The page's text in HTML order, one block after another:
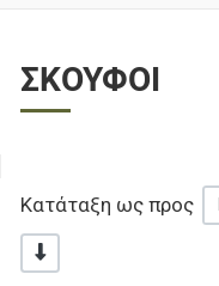
ΣΚΟΎΦΟΙ
Κατάταξη ως προς
-/+